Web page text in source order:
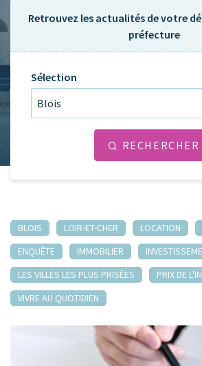
Retrouvez les actualités de votre
préfecture
Sélection
Blois
RECHERCHER
BLOIS LOIR-ET-CHER LOCATION
ENQUÊTE
IMMOBILIER
LES VILLES LES PLUS PRISÉES
PRIX DE
VIVRE AU QUOTIDIEN